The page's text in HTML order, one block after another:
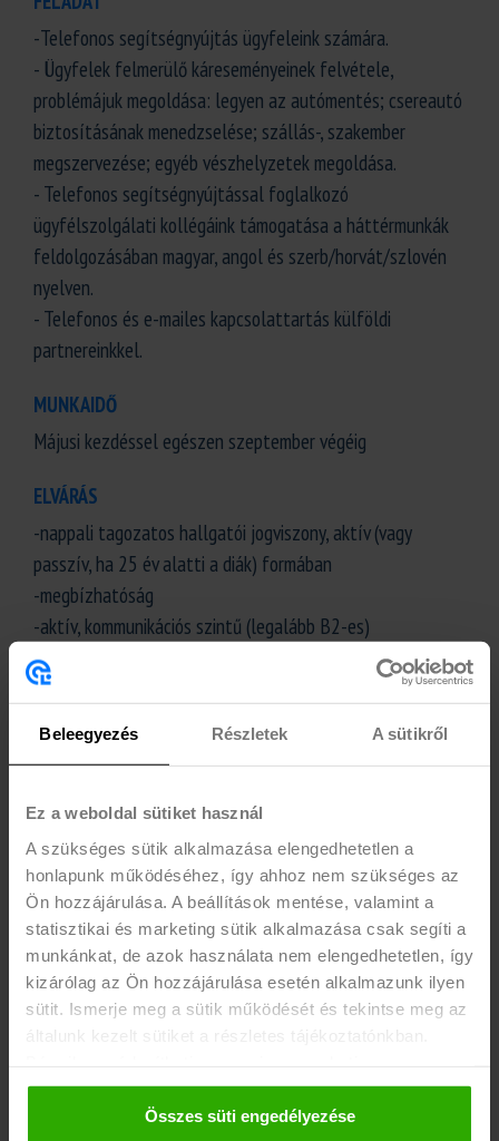
Beleegyezés Részletek A sütikről
Ez a weboldal sütiket használ
A szükséges sütik alkalmazása elengedhetetlen a
honlapunk működéséhez, így ahhoz nem szükséges az
Ön hozzájárulása. A beállítások mentése, valamint a
statisztikai és marketing sütik alkalmazása csak segíti a
munkánkat, de azok használata nem elengedhetetlen, így
kizárólag az Ön hozzájárulása esetén alkalmazunk ilyen
sütit. Ismerje meg a sütik működését és tekintse meg az
általunk kezelt sütiket a részletes tájékoztatónkban.
hozzájárulását a weboldalunk láblécében található "Süti
tájékoztató" feliratra kattintva.
Összes süti engedélyezése
-Telefonos segítségnyújtás ügyfeleink számára.
- Ügyfelek felmerülő káreseményeinek felvétele,
problémájuk megoldása: legyen az autómentés; csereautó
biztosításának menedzselése; szállás-, szakember
megszervezése; egyéb vészhelyzetek megoldása.
- Telefonos segítségnyújtással foglalkozó
ügyfélszolgálati kollégáink támogatása a háttérmunkák
feldolgozásában magyar, angol és szerb/horvát/szlovén
nyelven.
- Telefonos és e-mailes kapcsolattartás külföldi
partnereinkkel.
MUNKAIDŐ
Májusi kezdéssel egészen szeptember végéig
ELVÁRÁS
-nappali tagozatos hallgatói jogviszony, aktív (vagy
passzív, ha 25 év alatti a diák) formában
-megbízhatóság
-aktív, kommunikációs szintű (legalább B2-es)
szerb/horvát/szlovén/
bosnyák/montenegrói/bolgár/macedón nyelvtudás
- az angol nyelvtudás nem feltétel, de előnyt jelent
- jó kommunikációs készség, talpraesettség,
- előnyt jelent hasonló területen szerzett
munkatapasztalat, vagy vendéglátásban, eladói
munkakörben elsajátított gyakorlat
EGYÉB INFÓ
Egyéb infó:
-nyári időszakban havi 100-120 óra, szeptembertől havi
-1-2 éjszakai műszakot havonta
-3-4 hétvégi napot havonta